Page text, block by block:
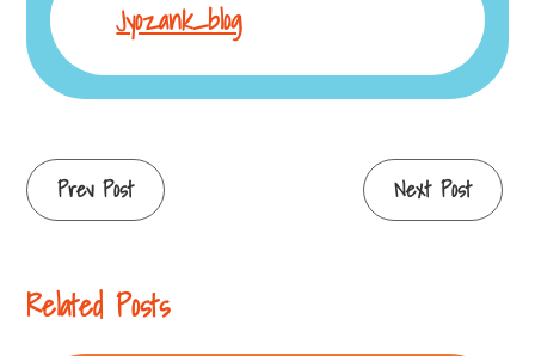
Jyozank_blog
Continue
Prev Post Next Post
Related Posts